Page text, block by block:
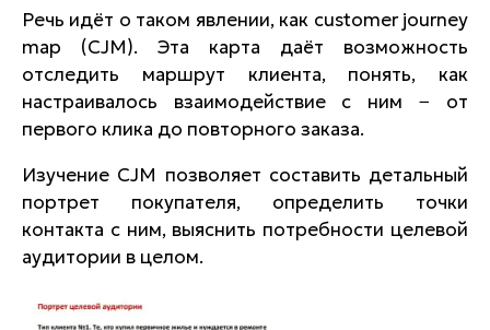
Речь идёт о таком явлении, как customer journey
map (CJM). Эта карта даёт возможность
отследить маршрут клиента, понять, как
настраивалось взаимодействие с ним − от
первого клика до повторного заказа.
Изучение CJM позволяет составить детальный
портрет покупателя, определить точки
контакта с ним, выяснить потребности целевой
аудитории в целом.